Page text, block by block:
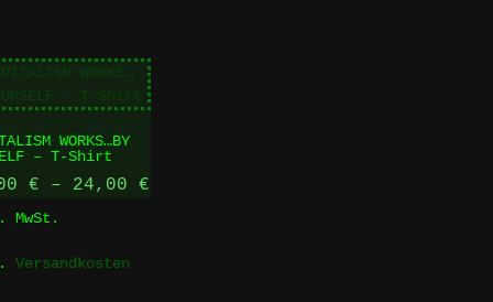
WORKS…BY
– T-Shirt
€ – 24,00€
Versandkosten